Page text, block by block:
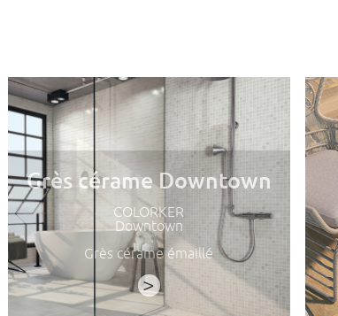
Grès cérame Downtown
COLORKER
Downtown
Grès cérame émaillé
>